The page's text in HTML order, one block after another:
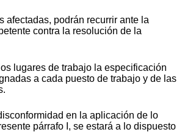
podrán recurrir ante la
contra la resolución de la
lugares de trabajo la especificación
a cada puesto de trabajo y de las
en la aplicación de lo
párrafo I, se estará a lo dispuesto